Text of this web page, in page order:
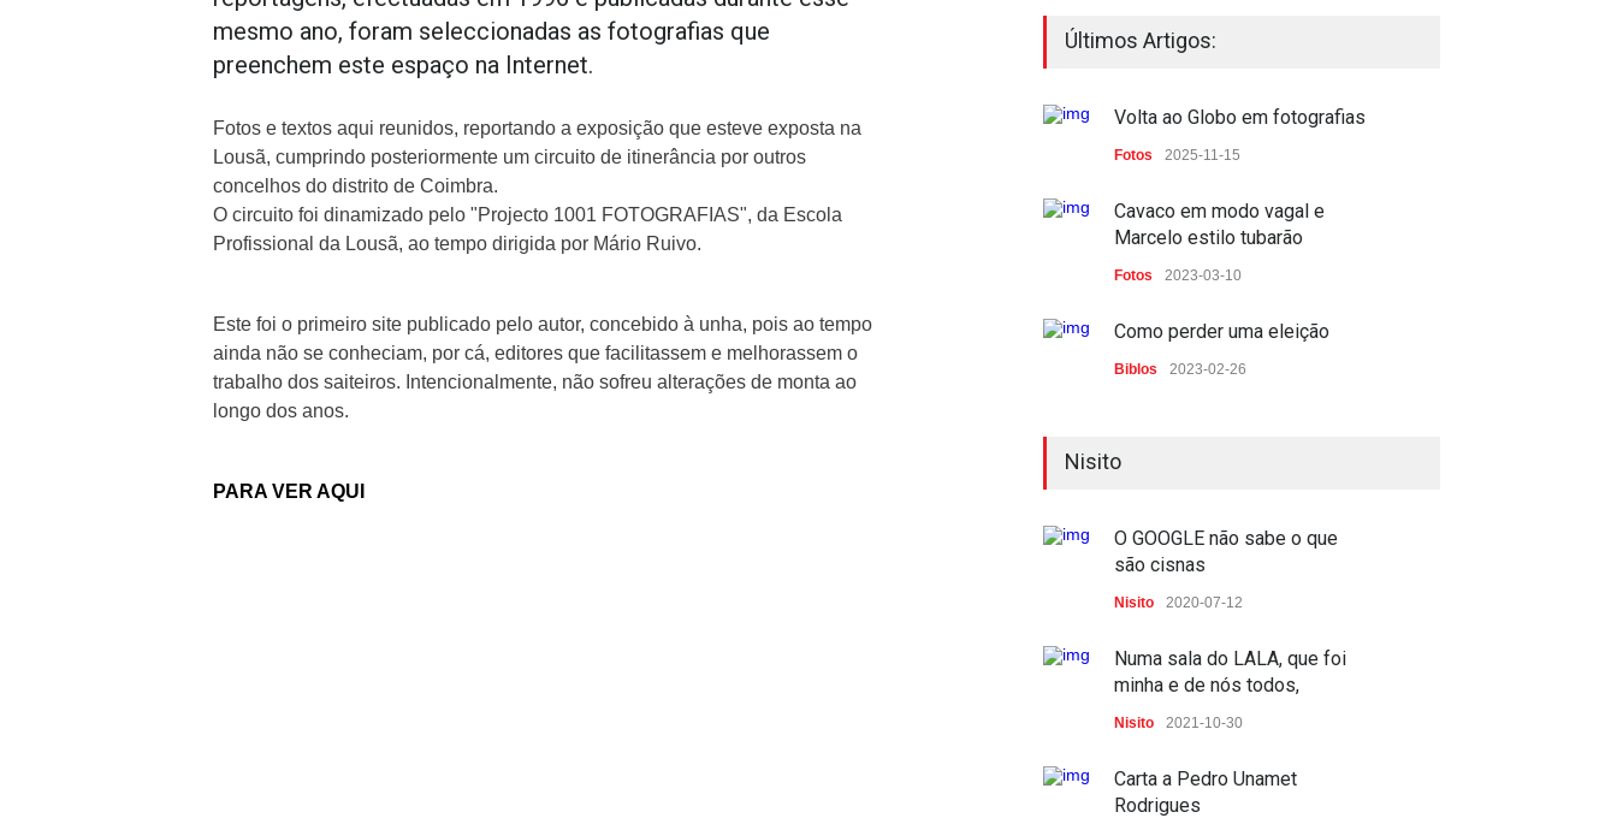
mesmo ano, foram seleccionadas as fotografias que
preenchem este espaço na Internet.
Fotos e textos aqui reunidos, reportando a exposição que esteve exposta na
Lousã, cumprindo posteriormente um circuito de itinerância por outros
concelhos do distrito de Coimbra.
O circuito foi dinamizado pelo "Projecto 1001 FOTOGRAFIAS", da Escola
Profissional da Lousã, ao tempo dirigida por Mário Ruivo.
Este foi o primeiro site publicado pelo autor, concebido à unha, pois ao tempo
ainda não se conheciam, por cá, editores que facilitassem e melhorassem o
trabalho dos saiteiros. Intencionalmente, não sofreu alterações de monta ao
longo dos anos.
PARA VER AQUI
Últimos Artigos:
Volta ao Globo em fotografias
Fotos 2025-11-15
Cavaco em modo vagal e
Marcelo estilo tubarão
Fotos 2023-03-10
Como perder uma eleição
Biblos 2023-02-26
PP
2023-02-07
E o Penim foi à guerra
TV 2022-03-04
Quando não há palavras,
precisamos de palavras
Nisito
O GOOGLE não sabe o que
são cisnas
Nisito 2020-07-12
Numa sala do LALA, que foi
minha e de nós todos,
Nisito 2021-10-30
Carta a Pedro Unamet
Rodrigues